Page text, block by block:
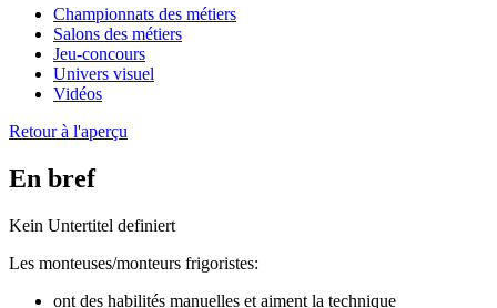
Championnats des métiers
Salons des métiers
Jeu-concours
Univers visuel
Vidéos
Retour à l'aperçu
En bref
Kein Untertitel definiert
Les monteuses/monteurs frigoristes:
ont des habilités manuelles et aiment la technique